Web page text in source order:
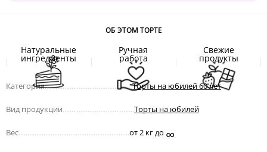
ОБ ЭТОМ ТОРТЕ
Натуральные
ингредиенты
Ручная
работа
Свежие
продукты
Категория.................................................Торты на юбилей 60 лет
Вид продукции Торты на юбилей
Вес от 2 кг до ∞